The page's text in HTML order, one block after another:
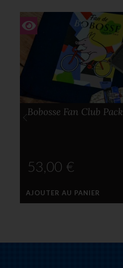
Bobosse Fan Club Pack
€
AJOUTER AU PANIER